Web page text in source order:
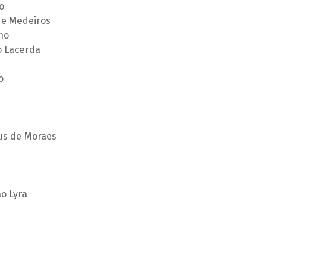
Medeiros
Lacerda
de Moraes
Lyra